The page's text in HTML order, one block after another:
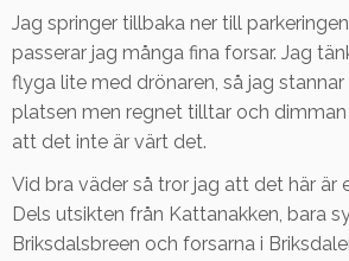
Jag springer tillbaka ner till
passerar jag många fina forsar. Jag
flyga lite med drönaren, så jag
platsen men regnet tilltar och dimman
att det inte är värt det.
Vid bra väder så tror jag att det här är
Dels utsikten från Kattanakken, bara
Briksdalsbreen och forsarna i